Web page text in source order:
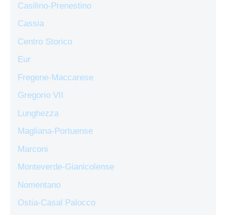
Casilino-Prenestino
Cassia
Centro Storico
Eur
Fregene-Maccarese
Gregorio VII
Lunghezza
Magliana-Portuense
Marconi
Monteverde-Gianicolense
Nomentano
Ostia-Casal Palocco